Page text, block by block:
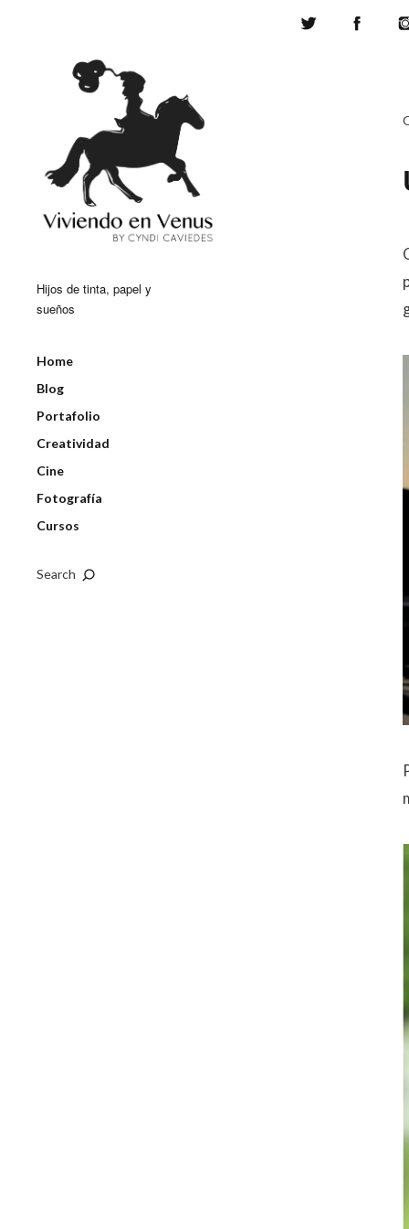
Hijos de tinta, papel y
sueños
Home
Blog
Portafolio
Creatividad
Cine
Fotografía
Cursos
Search